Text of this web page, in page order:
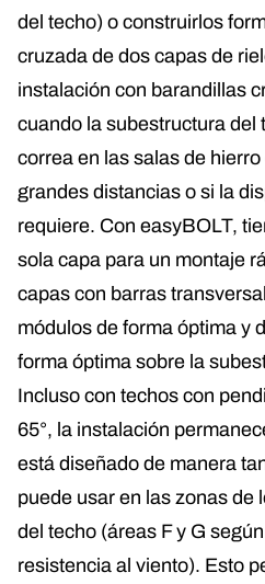
del techo) o construirlos
cruzada de dos capas de
instalación con barandillas
cuando la subestructura del
correa en las salas de
grandes distancias o si la
requiere. Con easyBOLT,
sola capa para un montaje
capas con barras
módulos de forma óptima y
forma óptima sobre la
Incluso con techos con
65°, la instalación
está diseñado de manera
puede usar en las zonas de
del techo (áreas F y G
resistencia al viento). Esto